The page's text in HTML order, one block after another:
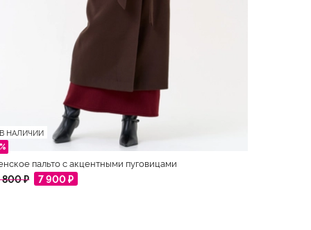
В НАЛИЧИИ
пальто с акцентными пуговицами
800 ₽ 7 900 ₽